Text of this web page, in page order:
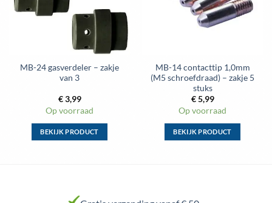
op
de
productpagina
op
de
MB-24 gasverdeler – zakje
van 3
€3,99
Op voorraad
BEKIJK PRODUCT
variaties.
MB-14 contacttip 1,0mm
(M5 schroefdraad) – zakje 5
stuks
€5,99
Op voorraad
BEKIJK PRODUCT